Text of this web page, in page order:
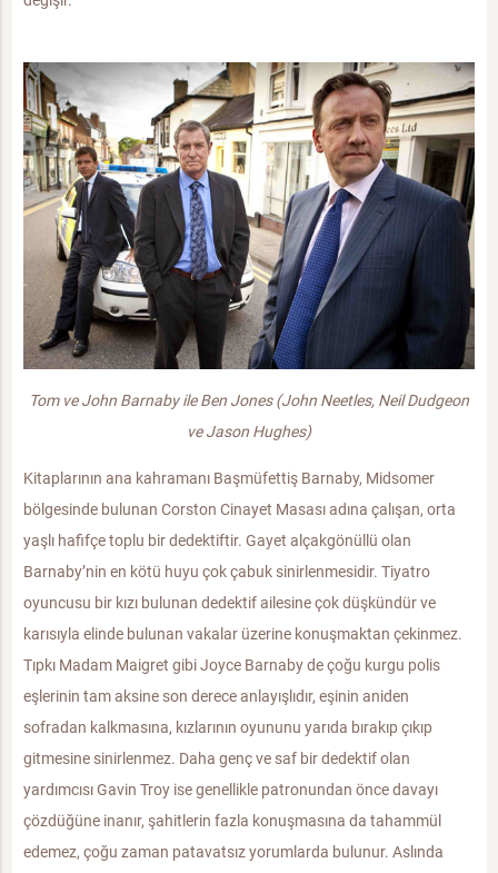
Tom ve John Barnaby ile Ben Jones (John Neetles, Neil Dudgeon
ve Jason Hughes)
Kitaplarının ana kahramanı Başmüfettiş Barnaby, Midsomer
bölgesinde bulunan Corston Cinayet Masası adına çalışan, orta
yaşlı hafifçe toplu bir dedektiftir. Gayet alçakgönüllü olan
Barnaby’nin en kötü huyu çok çabuk sinirlenmesidir. Tiyatro
oyuncusu bir kızı bulunan dedektif ailesine çok düşkündür ve
karısıyla elinde bulunan vakalar üzerine konuşmaktan çekinmez.
Tıpkı Madam Maigret gibi Joyce Barnaby de çoğu kurgu polis
eşlerinin tam aksine son derece anlayışlıdır, eşinin aniden
sofradan kalkmasına, kızlarının oyununu yarıda bırakıp çıkıp
gitmesine sinirlenmez. Daha genç ve saf bir dedektif olan
yardımcısı Gavin Troy ise genellikle patronundan önce davayı
çözdüğüne inanır, şahitlerin fazla konuşmasına da tahammül
edemez, çoğu zaman patavatsız yorumlarda bulunur. Aslında